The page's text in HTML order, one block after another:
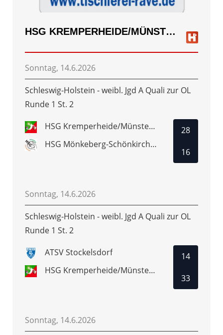
HSG KREMPERHEIDE/MÜNSTERDORF
Sonntag, 14.6.2026
Schleswig-Holstein - weibl. Jgd A Quali zur OL
Runde 1 St. 2
HSG Kremperheide/Münsterdorf
HSG Mönkeberg-Schönkirchen
28
16
Sonntag, 14.6.2026
Schleswig-Holstein - weibl. Jgd A Quali zur OL
Runde 1 St. 2
ATSV Stockelsdorf
HSG Kremperheide/Münsterdorf
14
33
Sonntag, 14.6.2026